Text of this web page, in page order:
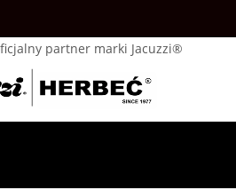
partner marki Jacuzzi®